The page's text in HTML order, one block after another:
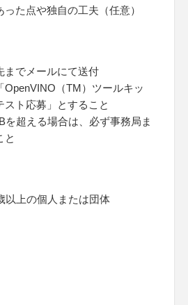
た点や独自の工夫（任意）
までメールにて送付
（TM）ツールキッ
スト応募」とすること
超える場合は、必ず事務局ま
と
以上の個人または団体